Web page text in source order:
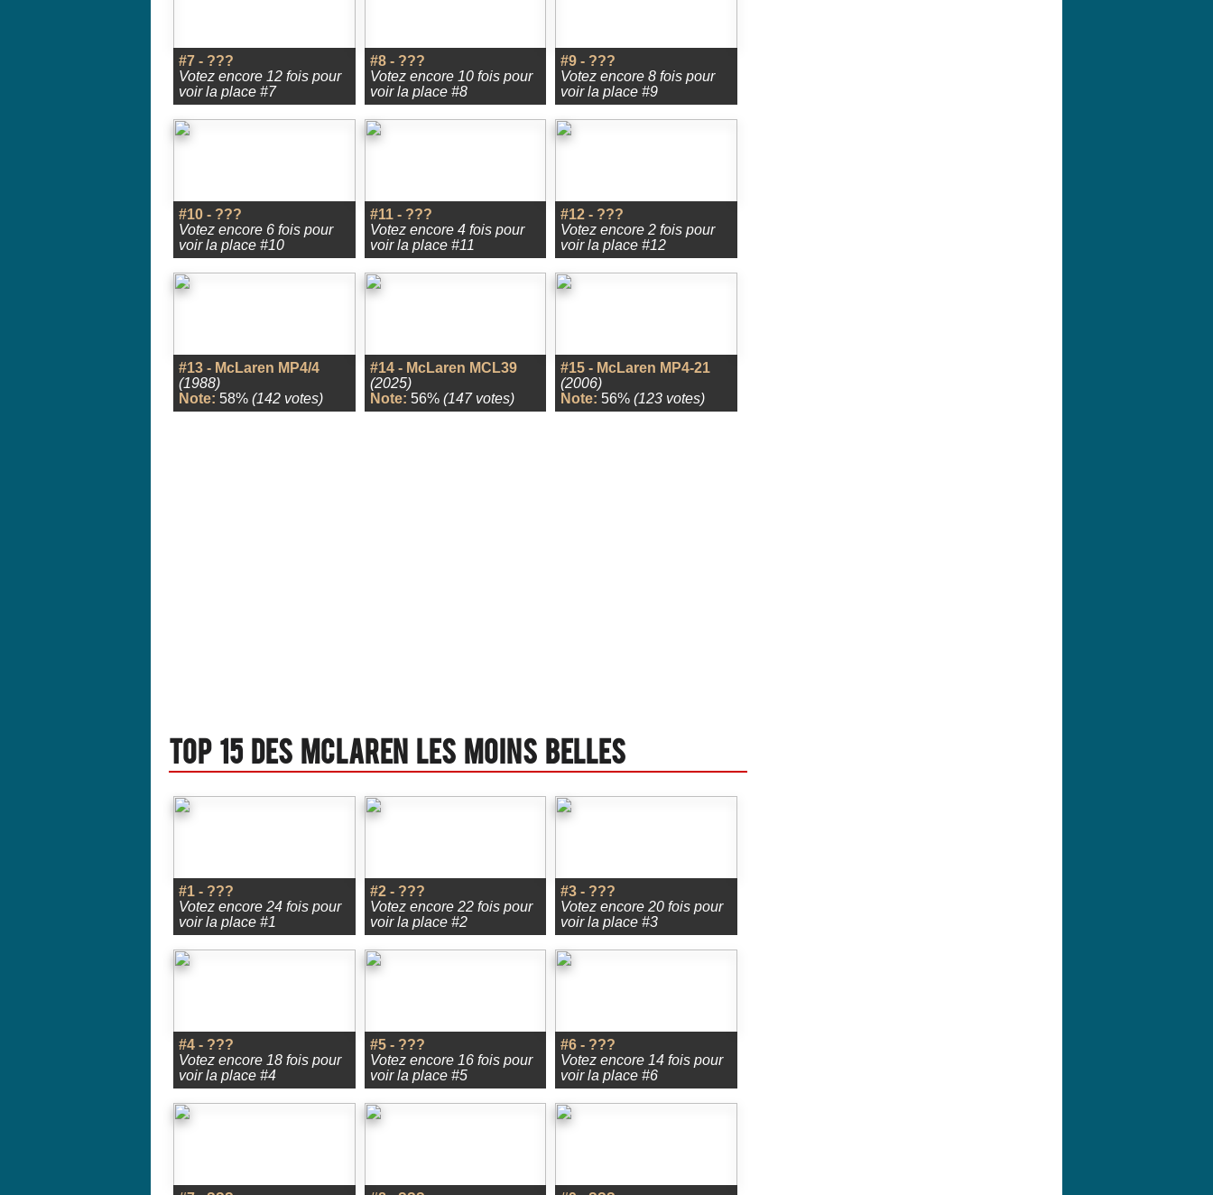
#7 - ???
Votez encore 12 fois pour
voir la place #7
#8 - ???
Votez encore 10 fois pour
voir la place #8
#9 - ???
Votez encore 8 fois pour
voir la place #9
#10 - ???
Votez encore 6 fois pour
voir la place #10
#11 - ???
Votez encore 4 fois pour
voir la place #11
#12 - ???
Votez encore 2 fois pour
voir la place #12
#13 - McLaren MP4/4
(1988)
Note: 58% (142 votes)
#14 - McLaren MCL39
(2025)
Note: 56% (147 votes)
#15 - McLaren MP4-21
(2006)
Note: 56%(123 votes)
Top 15 des Mclaren les moins belles
#1 - ???
Votez encore 24 fois pour
voir la place #1
#2 - ???
Votez encore 22 fois pour
voir la place #2
#3 - ???
Votez encore 20 fois pour
voir la place #3
#4 - ???
Votez encore 18 fois pour
voir la place #4
#5 - ???
Votez encore 16 fois pour
voir la place #5
#6 - ???
Votez encore 14 fois pour
voir la place #6